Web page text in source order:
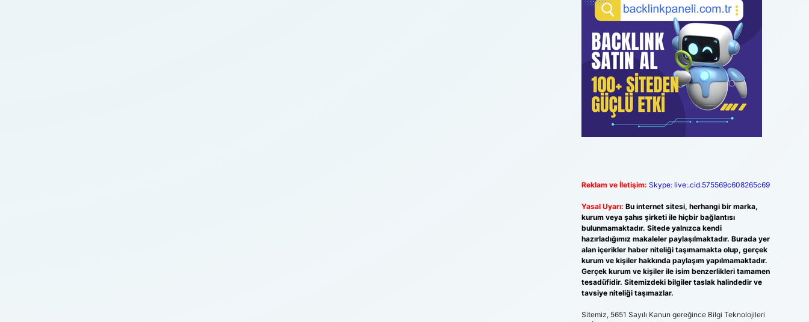
Reklam ve İletişim: Skype: live:.cid.575569c608265c69
Yasal Uyarı: Bu internet sitesi, herhangi bir marka,
kurum veya şahıs şirketi ile hiçbir bağlantısı
bulunmamaktadır. Sitede yalnızca kendi
hazırladığımız makaleler paylaşılmaktadır. Burada yer
alan içerikler haber niteliği taşımamakta olup, gerçek
kurum ve kişiler hakkında paylaşım yapılmamaktadır.
Gerçek kurum ve kişiler ile isim benzerlikleri tamamen
tesadüfidir. Sitemizdeki bilgiler taslak halindedir ve
tavsiye niteliği taşımazlar.
Sitemiz, 5651 Sayılı Kanun gereğince Bilgi Teknolojileri